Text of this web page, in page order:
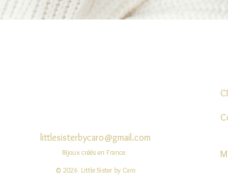
littlesisterbycaro@gmail.com
Bijoux créés en France
© 2026 Little Sister by Caro